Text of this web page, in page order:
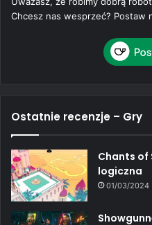
Chcesz nas wesprzeć? Postaw
Ostatnie recenzje – Gry
Chants of
logiczna
01/03/2024